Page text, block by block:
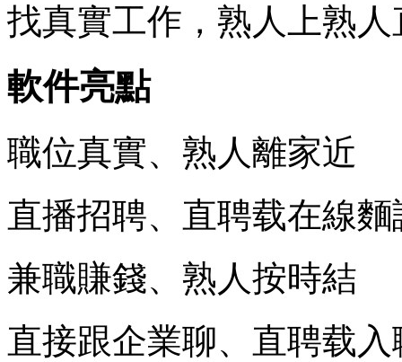
找真實工作，熟人上熟
軟件亮點
職位真實、熟人離家近
直播招聘、直聘载在線麵
兼職賺錢、熟人按時結
直接跟企業聊、直聘载入